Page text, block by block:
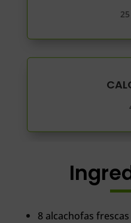
8 alcachofas frescas